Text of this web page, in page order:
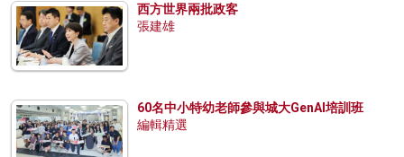
西方世界兩批政客
張建雄
60名中小特幼老師參與城大GenAI培訓班
編輯精選